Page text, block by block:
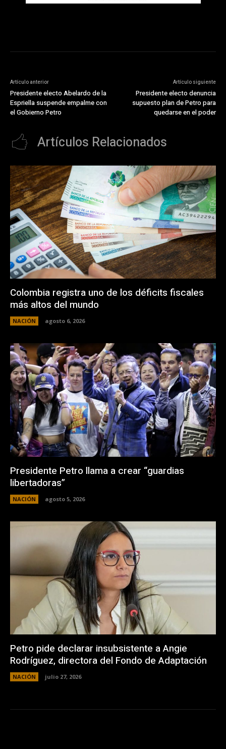
Artículo anterior
Presidente electo Abelardo de la
Espriella suspende empalme con
el Gobierno Petro
Artículo siguiente
Presidente electo denuncia
supuesto plan de Petro para
quedarse en el poder
Artículos Relacionados
Colombia registra uno de los déficits fiscales
más altos del mundo
NACIÓN agosto 6, 2026
Presidente Petro llama a crear “guardias
libertadoras”
NACIÓN agosto 5, 2026
Petro pide declarar insubsistente a Angie
Rodríguez, directora del Fondo de Adaptación
NACIÓN julio 27, 2026